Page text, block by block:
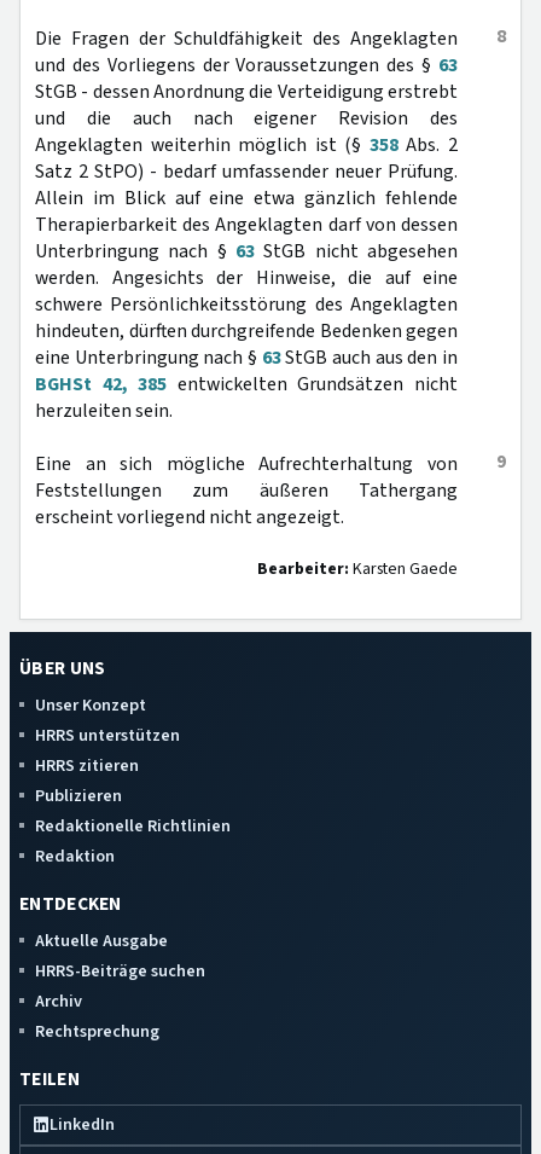
8
Die Fragen der Schuldfähigkeit des Angeklagten
und des Vorliegens der Voraussetzungen des § 63
StGB - dessen Anordnung die Verteidigung erstrebt
und die auch nach eigener Revision des
Angeklagten weiterhin möglich ist (§ 358Abs. 2
Satz 2 StPO) - bedarf umfassender neuer Prüfung.
Allein im Blick auf eine etwa gänzlich fehlende
Therapierbarkeit des Angeklagten darf von dessen
Unterbringung nach § 63 StGB nicht abgesehen
werden. Angesichts der Hinweise, die auf eine
schwere Persönlichkeitsstörung des Angeklagten
hindeuten, dürften durchgreifende Bedenken gegen
eine Unterbringung nach § 63StGB auch aus den in
BGHSt 42, 385 entwickelten Grundsätzen nicht
herzuleiten sein.
9
Eine an sich mögliche Aufrechterhaltung von
Feststellungen zum äußeren Tathergang
erscheint vorliegend nicht angezeigt.
Bearbeiter: Karsten Gaede
ÜBER UNS
Unser Konzept
HRRS unterstützen
HRRS zitieren
Publizieren
Redaktionelle Richtlinien
Redaktion
ENTDECKEN
Aktuelle Ausgabe
HRRS-Beiträge suchen
Archiv
Rechtsprechung
TEILEN
LinkedIn